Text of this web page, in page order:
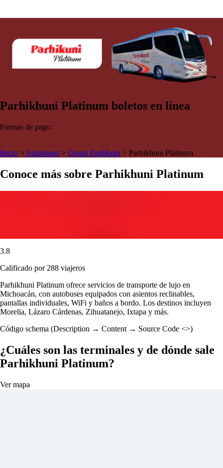
Parhikhuni Platinum boletos en línea
Formas de pago:
Inicio > Autobuses > Grupo Parhíkuni > Parhikhuni Platinum
Conoce más sobre Parhikhuni Platinum
3.8
Calificado por 288 viajeros
Parhikhuni Platinum ofrece servicios de transporte de lujo en
Michoacán, con autobuses equipados con asientos reclinables,
pantallas individuales, WiFi y baños a bordo. Los destinos incluyen
Morelia, Lázaro Cárdenas, Zihuatanejo, Ixtapa y más.
Código schema (Description → Content → Source Code <>)
¿Cuáles son las terminales y de dónde sale
Parhikhuni Platinum?
Ver mapa